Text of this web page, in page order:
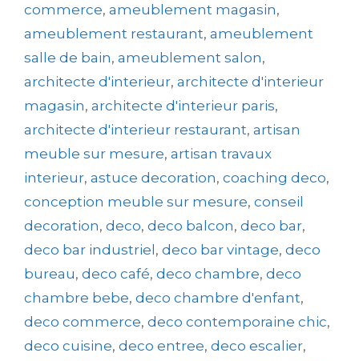
commerce, ameublement magasin,
ameublement restaurant, ameublement
salle de bain, ameublement salon,
architecte d'interieur, architecte d'interieur
magasin, architecte d'interieur paris,
architecte d'interieur restaurant, artisan
meuble sur mesure, artisan travaux
interieur, astuce decoration, coaching deco,
conception meuble sur mesure, conseil
decoration, deco, deco balcon, deco bar,
deco bar industriel , deco bar vintage, deco
bureau, deco café, deco chambre, deco
chambre bebe, deco chambre d'enfant,
deco commerce, deco contemporaine chic,
deco cuisine, deco entree, deco escalier,